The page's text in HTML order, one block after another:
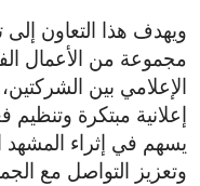
ويهدف هذا التعاون إلى
مجموعة من الأعمال
الإعلامي بين
إعلانية مبتكرة وتنظيم
يسهم في إثراء المشهد
وتعزيز التواصل مع